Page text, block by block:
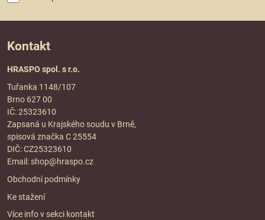
Kontakt
HRASPO spol. s r.o.
Tuřanka 1148/107
Brno 627 00
IČ: 25323610
Zapsaná u Krajského soudu v Brně,
spisová značka C 25554
DIČ: CZ25323610
Email: shop@hraspo.cz
Obchodní podmínky
Ke stažení
Více info v sekci kontakt